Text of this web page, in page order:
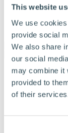
This website
We use
provide social
We also share
our social
may combine it
provided to
of their
Våra
Varför
Vanliga frågor
Hitta